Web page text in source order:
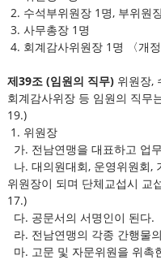
2. 수석부위원장 1명, 부위원
3. 사무총장 1명
4. 회계감사위원장 1명 〈개정
제39조 (임원의 직무)위원장,
회계감사위장 등 임원의 직무
19.)
1. 위원장
가. 전남연맹을 대표하고 업
나. 대의원대회, 운영위원회,
위원장이 되며 단체교섭시 교
17.)
다. 공문서의 서명인이 된다.
라. 전남연맹의 각종 간행물
마. 고문 및 자문위원을 위촉